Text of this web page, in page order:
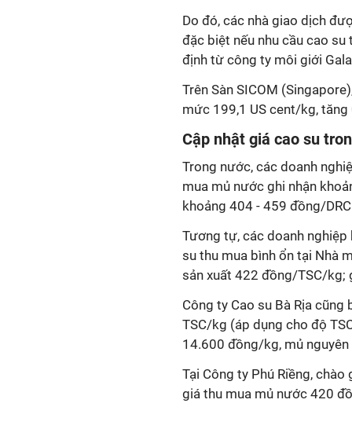
Do đó, các nhà giao dịch
đặc biệt nếu nhu cầu cao
định từ công ty môi giới
Trên Sàn SICOM
mức 199,1 US cent/kg, tăng
Cập nhật giá cao su
Trong nước, các doanh
mua mủ nước ghi nhận
khoảng 404 - 459 đồng/
Tương tự, các doanh nghiệp
su thu mua bình ổn tại Nhà
sản xuất 422 đồng/TSC/kg;
Công ty Cao su Bà Rịa
TSC/kg (áp dụng cho độ
14.600 đồng/kg, mủ
Tại Công ty Phú Riềng,
giá thu mua mủ nước 420